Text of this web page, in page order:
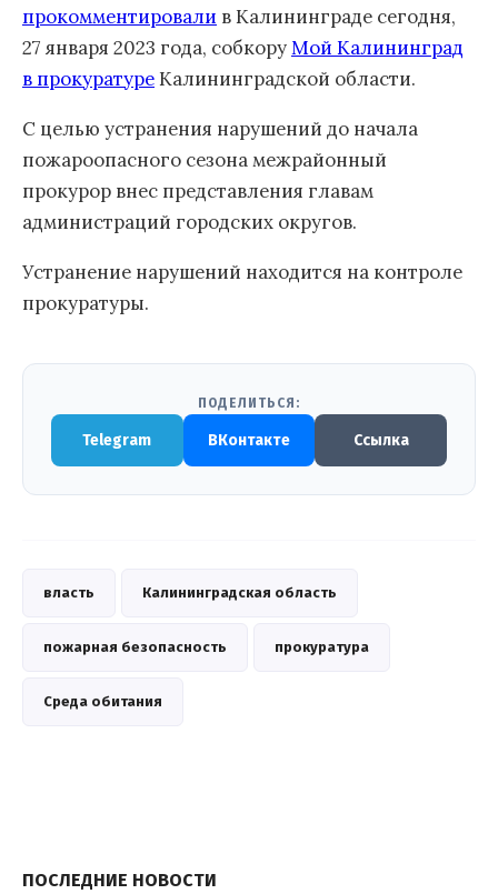
прокомментировали в Калининграде сегодня,
27 января 2023 года, собкоруМой Калининград
в прокуратуреКалининградской области.
С целью устранения нарушений до начала
пожароопасного сезона межрайонный
прокурор внес представления главам
администраций городских округов.
Устранение нарушений находится на контроле
прокуратуры.
ПОДЕЛИТЬСЯ:
Telegram ВКонтакте Ссылка
власть Калининградская область
пожарная безопасность прокуратура
Среда обитания
ПОСЛЕДНИЕ НОВОСТИ